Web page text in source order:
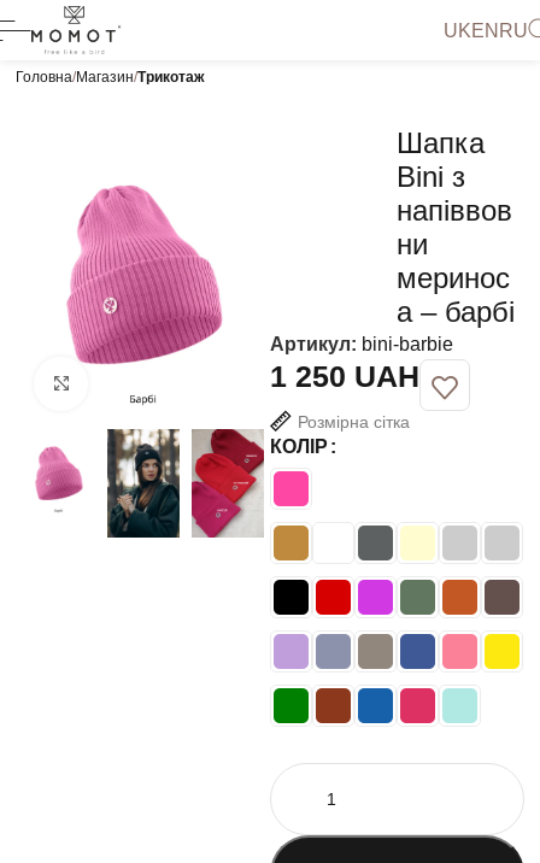
UKEN RU
Головна Магазин Трикотаж
Натисніть, щоб збільшити
Шапка
Bini з
напіввов
ни
меринос
а – барбі
Артикул: bini-barbie
UAH
Розмірна сітка
КОЛІР